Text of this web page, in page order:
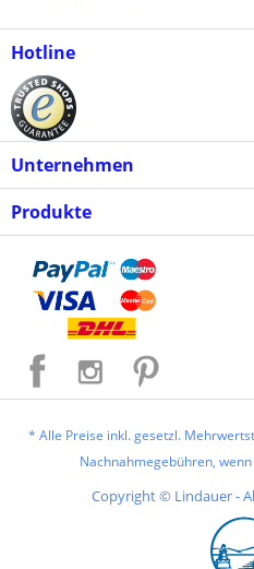
Hotline
Unternehmen
Produkte
* Alle Preise inkl. gesetzl.
Nachnahmegebühren,
Copyright © Lindauer -